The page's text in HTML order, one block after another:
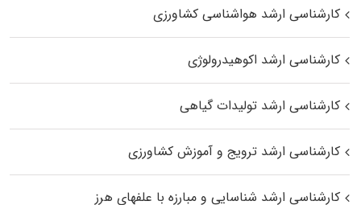
کارشناسی ارشد هواشناسی کشاورزی
کارشناسی ارشد اکوهیدرولوژی
کارشناسی ارشد تولیدات گیاهی
کارشناسی ارشد ترویج و آموزش کشاورزی
کارشناسی ارشد شناسایی و مبارزه با علفهای هرز